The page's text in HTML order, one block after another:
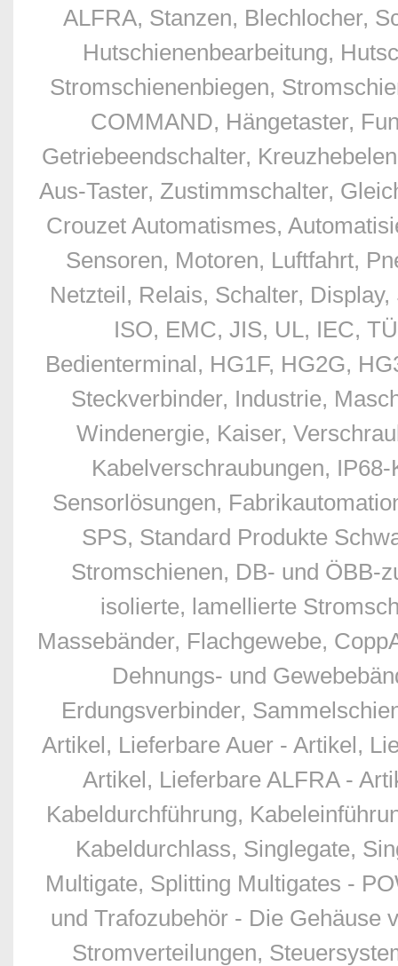
ALFRA, Stanzen, Blechlocher,
Hutschienenbearbeitung,
Stromschienenbiegen,
COMMAND, Hängetaster,
Getriebeendschalter,
Aus-Taster, Zustimmschalter,
Crouzet Automatismes,
Sensoren, Motoren, Luftfahrt,
Netzteil, Relais, Schalter,
ISO, EMC, JIS, UL, IEC,
Bedienterminal, HG1F, HG2G,
Steckverbinder, Industrie,
Windenergie, Kaiser,
Kabelverschraubungen,
Sensorlösungen,
SPS, Standard Produkte
Stromschienen, DB- und ÖBB-
isolierte, lamellierte
Massebänder, Flachgewebe,
Dehnungs- und
Erdungsverbinder,
Artikel, Lieferbare Auer - Artikel,
Artikel, Lieferbare ALFRA -
Kabeldurchführung,
Kabeldurchlass, Singlegate,
Multigate, Splitting Multigates -
und Trafozubehör - Die Gehäuse
Stromverteilungen,